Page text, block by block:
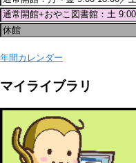
年間カレンダー
マイライブラリ